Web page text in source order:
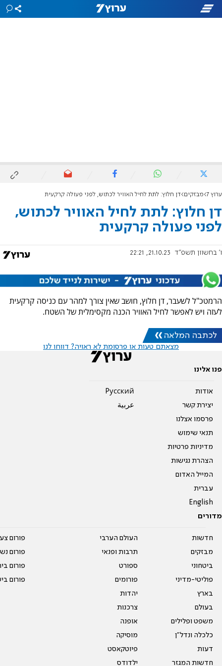
ערוץ 7 מבזקים דן חלוץ: לתת לחיל האוויר לכתוש, לפני פעולה קרקעית
דן חלוץ: לתת לחיל האוויר לכתוש,
לפני פעולה קרקעית
ו' בחשוון תשפ"ד 21.10.23, 22:21
הרמטכ"ל לשעבר, דן חלוץ, חושב שאין צורך למהר עם כניסה קרקעית
לעזה ויש לאפשר לחיל האוויר הכנה מקסימלית של השטח.
לכתבה המלאה
מצאתם טעות או פרסומת לא ראויה? דווחו לנו
פנו אלינו
אודות
יצירת קשר
פרסמו אצלנו
תנאי שימוש
מדיניות פרטיות
הצהרת נגישות
המייל האדום
עברית
English
Pусский
عربية
מדורים
חדשות
מבזקים
ביטחוני
פוליטי-מדיני
בארץ
בעולם
משפט ופלילים
כלכלה ונדל"ן
דעות
חדשות המגזר
העולם הערבי
תרבות ופנאי
ספורט
פורומים
יהדות
צרכנות
אופנה
מוסיקה
פיוטקאסט
ילדודס
פורום
פורום
פורום
פורום